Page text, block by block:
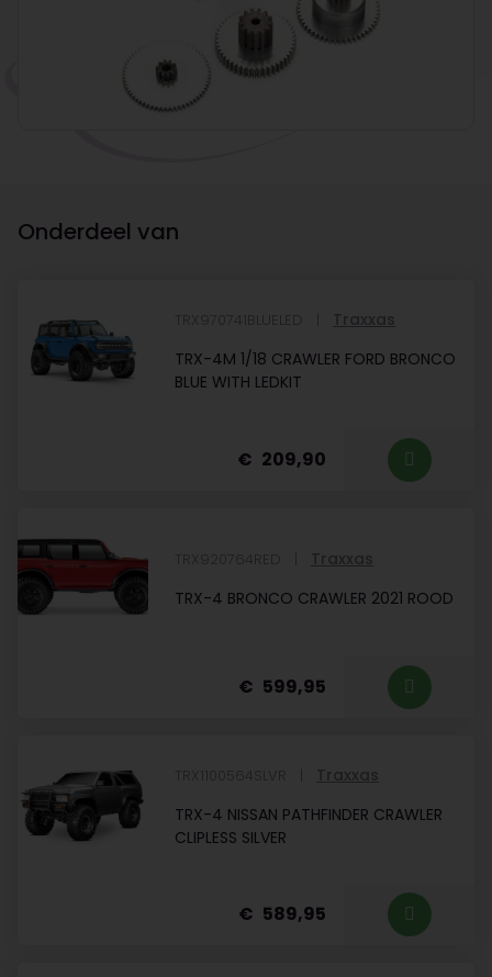
Onderdeel van
TRX970741BLUELED
Traxxas
TRX-4M 1/18 CRAWLER FORD BRONCO
BLUE WITH LEDKIT
209,90
TRX920764RED
Traxxas
TRX-4 BRONCO CRAWLER 2021 ROOD
599,95
TRX1100564SLVR
Traxxas
TRX-4 NISSAN PATHFINDER CRAWLER
CLIPLESS SILVER
589,95